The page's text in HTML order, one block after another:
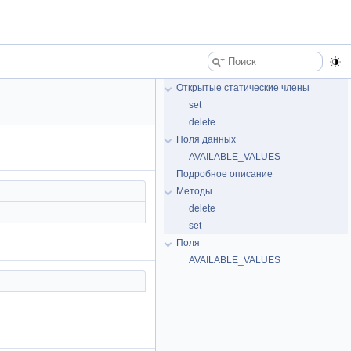
Открытые статические члены
set
delete
Поля данных
AVAILABLE_VALUES
Подробное описание
Методы
delete
set
Поля
AVAILABLE_VALUES